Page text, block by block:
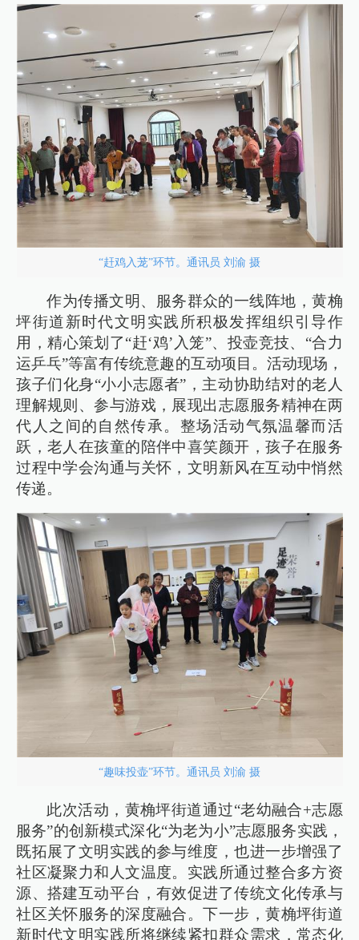
“赶鸡入茏”环节。通讯员 刘渝 摄
作为传播文明、服务群众的一线阵地，黄桷
坪街道新时代文明实践所积极发挥组织引导作
用，精心策划了“赶‘鸡’入笼”、投壶竞技、“合力
运乒乓”等富有传统意趣的互动项目。活动现场，
孩子们化身“小小志愿者”，主动协助结对的老人
理解规则、参与游戏，展现出志愿服务精神在两
代人之间的自然传承。整场活动气氛温馨而活
跃，老人在孩童的陪伴中喜笑颜开，孩子在服务
过程中学会沟通与关怀，文明新风在互动中悄然
传递。
“趣味投壶”环节。通讯员 刘渝 摄
此次活动，黄桷坪街道通过“老幼融合+志愿
服务”的创新模式深化“为老为小”志愿服务实践，
既拓展了文明实践的参与维度，也进一步增强了
社区凝聚力和人文温度。实践所通过整合多方资
源、搭建互动平台，有效促进了传统文化传承与
社区关怀服务的深度融合。下一步，黄桷坪街道
新时代文明实践所将继续紧扣群众需求，常态化